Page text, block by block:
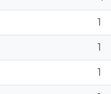
1
1
1